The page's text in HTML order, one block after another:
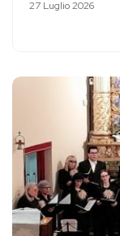
27 Luglio 2026